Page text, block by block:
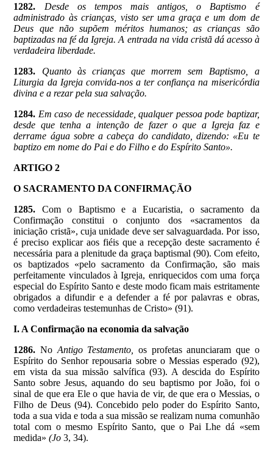
1282.
Desde os tempos mais antigos, o Baptismo é
administrado às crianças, visto ser uma graça e um dom de
Deus que não supõem méritos humanos; as crianças são
baptizadas na fé da Igreja. A entrada na vida cristã dá acesso à
verdadeira liberdade.
1283.
Quanto às crianças que morrem sem Baptismo, a
Liturgia da Igreja convida-nos a ter confiança na misericórdia
divina e a rezar pela sua salvação.
1284. Em caso de necessidade, qualquer pessoa pode baptizar,
desde que tenha a intenção de fazer o que a Igreja faz e
derrame água sobre a cabeça do candidato, dizendo: «Eu te
baptizo em nome do Pai e do Filho e do Espírito Santo».
ARTIGO 2
O SACRAMENTO DA CONFIRMAÇÃO
1285.
Com o Baptismo e a Eucaristia, o sacramento da
Confirmação constitui o conjunto dos «sacramentos da
iniciação cristã», cuja unidade deve ser salvaguardada. Por isso,
é preciso explicar aos fiéis que a recepção deste sacramento é
necessária para a plenitude da graça baptismal (90). Com efeito,
os baptizados «pelo sacramento da Confirmação, são mais
perfeitamente vinculados à Igreja, enriquecidos com uma força
especial do Espírito Santo e deste modo ficam mais estritamente
obrigados a difundir e a defender a fé por palavras e obras,
como verdadeiras testemunhas de Cristo» (91).
I. A Confirmação na economia da salvação
1286. No Antigo Testamento,
os profetas anunciaram que o
Espírito do Senhor repousaria sobre o Messias esperado (92),
em vista da sua missão salvífica (93). A descida do Espírito
Santo sobre Jesus, aquando do seu baptismo por João, foi o
sinal de que era Ele o que havia de vir, de que era o Messias, o
Filho de Deus (94). Concebido pelo poder do Espírito Santo,
toda a sua vida e toda a sua missão se realizam numa comunhão
total com o mesmo Espírito Santo, que o Pai Lhe dá «sem
medida» (Jo 3, 34).